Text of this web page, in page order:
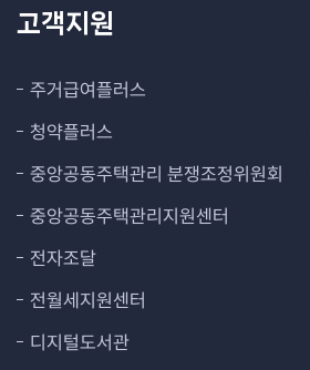
고객지원
주거급여플러스
청약플러스
중앙공동주택관리 분쟁조정위원회
중앙공동주택관리지원센터
전자조달
전월세지원센터
디지털도서관